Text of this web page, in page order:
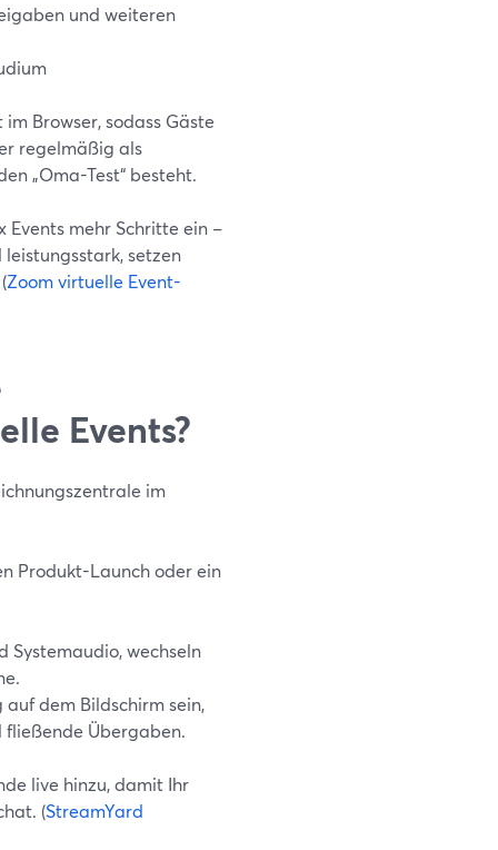
und weiteren
Browser, sodass Gäste
regelmäßig als
„Oma-Test“ besteht.
Events mehr Schritte ein –
leistungsstark, setzen
Zoom virtuelle Event-
Events?
im
Produkt-Launch oder ein
Systemaudio, wechseln
auf dem Bildschirm sein,
fließende Übergaben.
live hinzu, damit Ihr
(StreamYard